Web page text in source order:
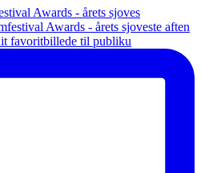
Awards - årets sjoves
favoritbillede til publiku